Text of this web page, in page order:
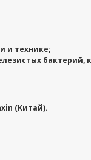
и технике;
(Китай).